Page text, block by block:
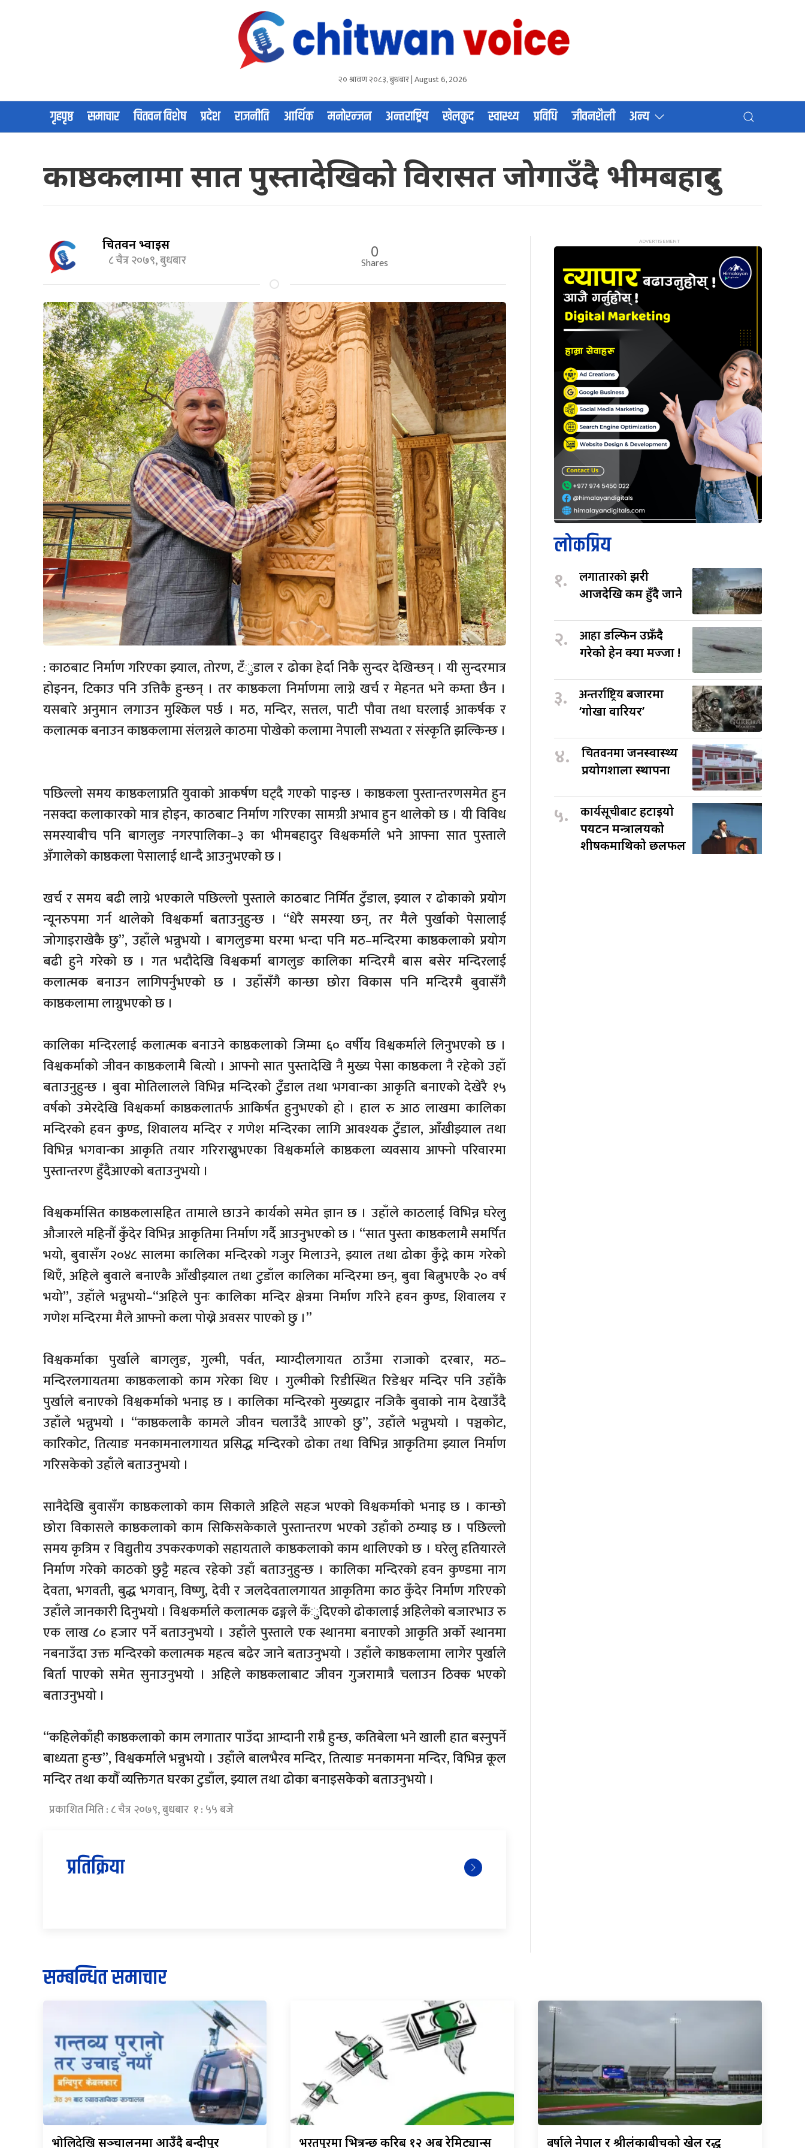
२० श्रावण २०८३, बुधबार | August 6, 2026
गृहपृष्ठ समाचार चितवन विशेष प्रदेश राजनीति आर्थिक मनोरन्जन अन्तराष्ट्रिय खेलकुद स्वास्थ्य प्रविधि जीवनशैली अन्य
काष्ठकलामा सात पुस्तादेखिको विरासत जोगाउँदै भीमबहादुर
चितवन भ्वाईस
८ चैत्र २०७९, बुधबार
0
Shares
: काठबाट निर्माण गरिएका झ्याल, तोरण, टँुडाल र ढोका हेर्दा निकै सुन्दर देखिन्छन् । यी सुन्दरमात्र
होइनन, टिकाउ पनि उत्तिकै हुन्छन् । तर काष्ठकला निर्माणमा लाग्ने खर्च र मेहनत भने कम्ता छैन ।
यसबारे अनुमान लगाउन मुश्किल पर्छ । मठ, मन्दिर, सत्तल, पाटी पौवा तथा घरलाई आकर्षक र
कलात्मक बनाउन काष्ठकलामा संलग्नले काठमा पोखेको कलामा नेपाली सभ्यता र संस्कृति झल्किन्छ ।
पछिल्लो समय काष्ठकलाप्रति युवाको आकर्षण घट्दै गएको पाइन्छ । काष्ठकला पुस्तान्तरणसमेत हुन
नसक्दा कलाकारको मात्र होइन, काठबाट निर्माण गरिएका सामग्री अभाव हुन थालेको छ । यी विविध
समस्याबीच पनि बागलुङ नगरपालिका–३ का भीमबहादुर विश्वकर्माले भने आफ्ना सात पुस्ताले
अँगालेको काष्ठकला पेसालाई धान्दै आउनुभएको छ ।
खर्च र समय बढी लाग्ने भएकाले पछिल्लो पुस्ताले काठबाट निर्मित टुँडाल, झ्याल र ढोकाको प्रयोग
न्यूनरुपमा गर्न थालेको विश्वकर्मा बताउनुहुन्छ । “धेरै समस्या छन्, तर मैले पुर्खाको पेसालाई
जोगाइराखेकै छु”, उहाँले भन्नुभयो । बागलुङमा घरमा भन्दा पनि मठ–मन्दिरमा काष्ठकलाको प्रयोग
बढी हुने गरेको छ । गत भदौदेखि विश्वकर्मा बागलुङ कालिका मन्दिरमै बास बसेर मन्दिरलाई
कलात्मक बनाउन लागिपर्नुभएको छ । उहाँसँगै कान्छा छोरा विकास पनि मन्दिरमै बुवासँगै
काष्ठकलामा लाग्नुभएको छ ।
कालिका मन्दिरलाई कलात्मक बनाउने काष्ठकलाको जिम्मा ६० वर्षीय विश्वकर्माले लिनुभएको छ ।
विश्वकर्माको जीवन काष्ठकलामै बित्यो । आफ्नो सात पुस्तादेखि नै मुख्य पेसा काष्ठकला नै रहेको उहाँ
बताउनुहुन्छ । बुवा मोतिलालले विभिन्न मन्दिरको टुँडाल तथा भगवान्का आकृति बनाएको देखेरै १५
वर्षको उमेरदेखि विश्वकर्मा काष्ठकलातर्फ आकिर्षत हुनुभएको हो । हाल रु आठ लाखमा कालिका
मन्दिरको हवन कुण्ड, शिवालय मन्दिर र गणेश मन्दिरका लागि आवश्यक टुँडाल, आँखीझ्याल तथा
विभिन्न भगवान्का आकृति तयार गरिराख्नुभएका विश्वकर्माले काष्ठकला व्यवसाय आफ्नो परिवारमा
पुस्तान्तरण हुँदैआएको बताउनुभयो ।
विश्वकर्मासित काष्ठकलासहित तामाले छाउने कार्यको समेत ज्ञान छ । उहाँले काठलाई विभिन्न घरेलु
औजारले महिनौँ कुँदेर विभिन्न आकृतिमा निर्माण गर्दै आउनुभएको छ । “सात पुस्ता काष्ठकलामै समर्पित
भयो, बुवासँग २०४८ सालमा कालिका मन्दिरको गजुर मिलाउने, झ्याल तथा ढोका कुँद्ने काम गरेको
थिएँ, अहिले बुवाले बनाएकै आँखीझ्याल तथा टुडाँल कालिका मन्दिरमा छन्, बुवा बित्नुभएकै २० वर्ष
भयो”, उहाँले भन्नुभयो–“अहिले पुनः कालिका मन्दिर क्षेत्रमा निर्माण गरिने हवन कुण्ड, शिवालय र
गणेश मन्दिरमा मैले आफ्नो कला पोख्ने अवसर पाएको छु ।”
विश्वकर्माका पुर्खाले बागलुङ, गुल्मी, पर्वत, म्याग्दीलगायत ठाउँमा राजाको दरबार, मठ–
मन्दिरलगायतमा काष्ठकलाको काम गरेका थिए । गुल्मीको रिडीस्थित रिडेश्वर मन्दिर पनि उहाँकै
पुर्खाले बनाएको विश्वकर्माको भनाइ छ । कालिका मन्दिरको मुख्यद्वार नजिकै बुवाको नाम देखाउँदै
उहाँले भन्नुभयो । “काष्ठकलाकै कामले जीवन चलाउँदै आएको छु”, उहाँले भन्नुभयो । पञ्चकोट,
कारिकोट, तित्याङ मनकामनालगायत प्रसिद्ध मन्दिरको ढोका तथा विभिन्न आकृतिमा झ्याल निर्माण
गरिसकेको उहाँले बताउनुभयो ।
सानैदेखि बुवासँग काष्ठकलाको काम सिकाले अहिले सहज भएको विश्वकर्माको भनाइ छ । कान्छो
छोरा विकासले काष्ठकलाको काम सिकिसकेकाले पुस्तान्तरण भएको उहाँको ठम्याइ छ । पछिल्लो
समय कृत्रिम र विद्युतीय उपकरकणको सहायताले काष्ठकलाको काम थालिएको छ । घरेलु हतियारले
निर्माण गरेको काठको छुट्टै महत्व रहेको उहाँ बताउनुहुन्छ । कालिका मन्दिरको हवन कुण्डमा नाग
देवता, भगवती, बुद्ध भगवान्, विष्णु, देवी र जलदेवतालगायत आकृतिमा काठ कुँदेर निर्माण गरिएको
उहाँले जानकारी दिनुभयो । विश्वकर्माले कलात्मक ढङ्गले कँुदिएको ढोकालाई अहिलेको बजारभाउ रु
एक लाख ८० हजार पर्ने बताउनुभयो । उहाँले पुस्ताले एक स्थानमा बनाएको आकृति अर्को स्थानमा
नबनाउँदा उक्त मन्दिरको कलात्मक महत्व बढेर जाने बताउनुभयो । उहाँले काष्ठकलामा लागेर पुर्खाले
बिर्ता पाएको समेत सुनाउनुभयो । अहिले काष्ठकलाबाट जीवन गुजरामात्रै चलाउन ठिक्क भएको
बताउनुभयो ।
“कहिलेकाँही काष्ठकलाको काम लगातार पाउँदा आम्दानी राम्रै हुन्छ, कतिबेला भने खाली हात बस्नुपर्ने
बाध्यता हुन्छ”, विश्वकर्माले भन्नुभयो । उहाँले बालभैरव मन्दिर, तित्याङ मनकामना मन्दिर, विभिन्न कूल
मन्दिर तथा कयौँ व्यक्तिगत घरका टुडाँल, झ्याल तथा ढोका बनाइसकेको बताउनुभयो ।
प्रकाशित मिति : ८ चैत्र २०७९, बुधबार १ : ५५ बजे
प्रतिक्रिया
लोकप्रिय
१. लगातारकोझरी
आजदेखि कम हुँदै जाने
२. आहाडल्फिन उफ्रँदै
गरेको हेर्न क्या मज्जा !
३. अन्तर्राष्ट्रियबजारमा
‘गोर्खा वारियर’
४. चितवनमाजनस्वास्थ्य
प्रयोगशाला स्थापना
५. कार्यसूचीबाटहटाइयो
पर्यटन मन्त्रालयको
शीर्षकमाथिको छलफल
सम्बन्धित समाचार
भोलिदेखिसञ्चालनमा आउँदै बन्दीपुर भरतपुरमाभित्रन्छ करिब १२ अर्ब रेमिट्यान्स बर्षालेनेपाल र श्रीलंकाबीचको खेल रद्ध